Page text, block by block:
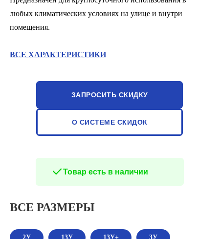
любых климатических условиях на улице и внутри
помещения.
ВСЕ ХАРАКТЕРИСТИКИ
ЗАПРОСИТЬ СКИДКУ
О СИСТЕМЕ СКИДОК
Товар есть в наличии
ВСЕ РАЗМЕРЫ
2У 13У 13У+ 3У